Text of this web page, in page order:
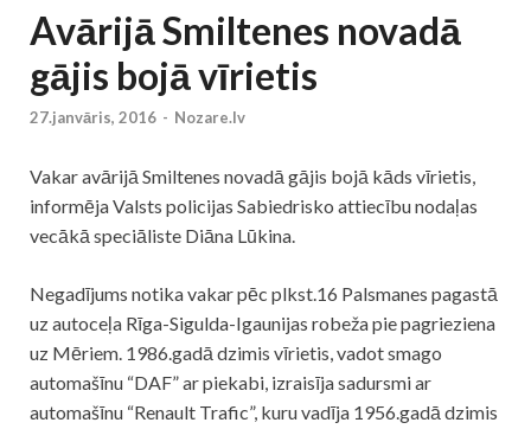
Avārijā Smiltenes novadā
gājis bojā vīrietis
27.janvāris, 2016 - Nozare.lv
Vakaravārijā Smiltenes novadā gājis bojā kāds vīrietis,
informēja Valsts policijas Sabiedrisko attiecību nodaļas
vecākā speciāliste Diāna Lūkina.
Negadījums notika vakar pēc plkst.16 Palsmanes pagastā
uz autoceļa Rīga-Sigulda-Igaunijas robeža pie pagrieziena
uz Mēriem. 1986.gadā dzimis vīrietis, vadot smago
automašīnu “DAF” ar piekabi, izraisīja sadursmi ar
automašīnu “Renault Trafic”, kuru vadīja 1956.gadā dzimis